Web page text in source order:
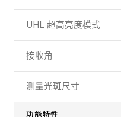
UHL 超高亮度模式
接收角
测量光斑尺寸
功能特性